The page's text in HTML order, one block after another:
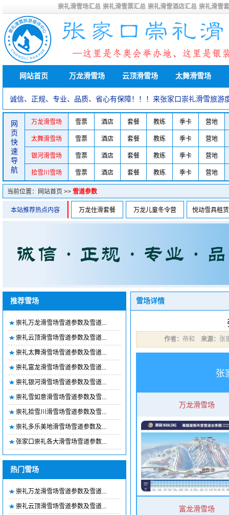
崇礼滑雪场汇总 崇礼滑雪票汇总 崇礼滑雪酒店汇总 崇礼滑雪
网站首页 万龙滑雪场 云顶滑雪场 太舞滑雪场
诚信、正规、专业、品质、省心有保障！！！来张家口崇礼滑雪旅
网
页
快
速
导
航
万龙滑雪场 雪票 酒店 套餐 教练 季卡 营地
太舞滑雪场 雪票 酒店 套餐 教练 季卡 营地
银河滑雪场 雪票 酒店 套餐 教练 季卡 营地
拾雪川雪场 雪票 酒店 套餐 教练 季卡 营地
当前位置： 网站首页 >> 雪道参数
本站推荐热点内容 万龙住滑套餐 万龙儿童冬令营 悦动雪具租
推荐雪场
崇礼万龙滑雪场雪道参数及雪道...
崇礼云顶滑雪场雪道参数及雪道...
崇礼太舞滑雪场雪道参数及雪道...
崇礼富龙滑雪场雪道参数及雪道...
崇礼银河滑雪场雪道参数及雪道...
崇礼雪如意滑雪场雪道参数及雪...
崇礼拾雪川滑雪场雪道参数及雪...
崇礼多乐美地滑雪场雪道参数及...
张家口崇礼各大滑雪场雪道参数...
热门雪场
崇礼万龙滑雪场雪道参数及雪道...
崇礼云顶滑雪场雪道参数及雪道...
雪场详情
作者： 帝和 来源： 张
张
万龙滑雪场
富龙滑雪场